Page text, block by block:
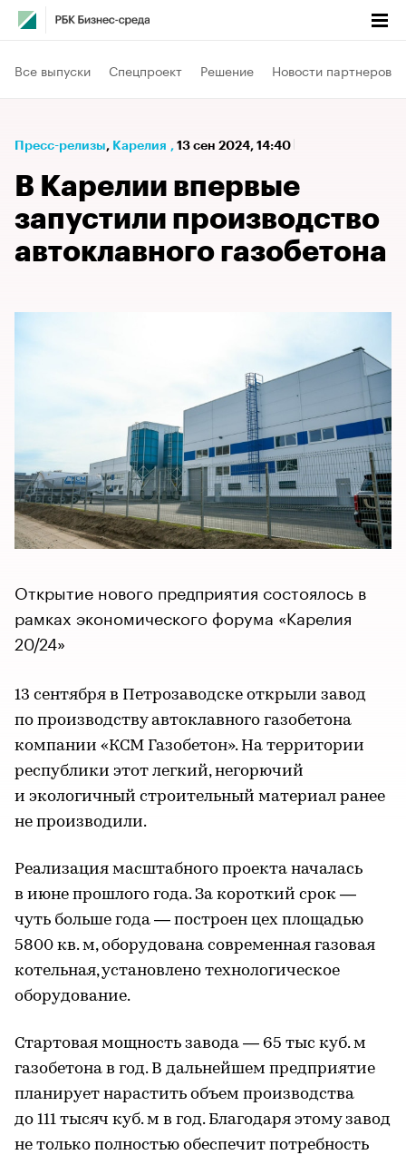
Все выпуски Спецпроект Решение Новости партнеров
Пресс-релизы⁠, Карелия , 13 сен 2024, 14:40
В Карелии впервые
запустили производство
автоклавного газобетона
Открытие нового предприятия состоялось в
рамках экономического форума «Карелия
20/24»
13 сентября в Петрозаводске открыли завод
по производству автоклавного газобетона
компании «КСМ Газобетон». На территории
республики этот легкий, негорючий
и экологичный строительный материал ранее
не производили.
Реализация масштабного проекта началась
в июне прошлого года. За короткий срок —
чуть больше года — построен цех площадью
5800 кв. м, оборудована современная газовая
котельная, установлено технологическое
оборудование.
Стартовая мощность завода — 65 тыс куб. м
газобетона в год. В дальнейшем предприятие
планирует нарастить объем производства
до 111 тысяч куб. м в год. Благодаря этому завод
не только полностью обеспечит потребность